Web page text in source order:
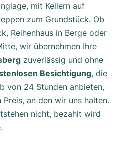
mit Kellern auf
zum Grundstück. Ob
Reihenhaus in Berge oder
wir übernehmen Ihre
zuverlässig und ohne
Besichtigung, die
von 24 Stunden anbieten,
an den wir uns halten.
nicht, bezahlt wird